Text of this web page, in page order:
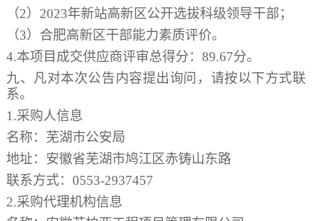
（2）2023年新站高新区公开选拔科级领导干部；
（3）合肥高新区干部能力素质评价。
4.本项目成交供应商评审总得分：89.67分。
九、凡对本次公告内容提出询问，请按以下方式联
系。
1.采购人信息
名称：芜湖市公安局
地址：安徽省芜湖市鸠江区赤铸山东路
联系方式： 0553-2937457
2.采购代理机构信息